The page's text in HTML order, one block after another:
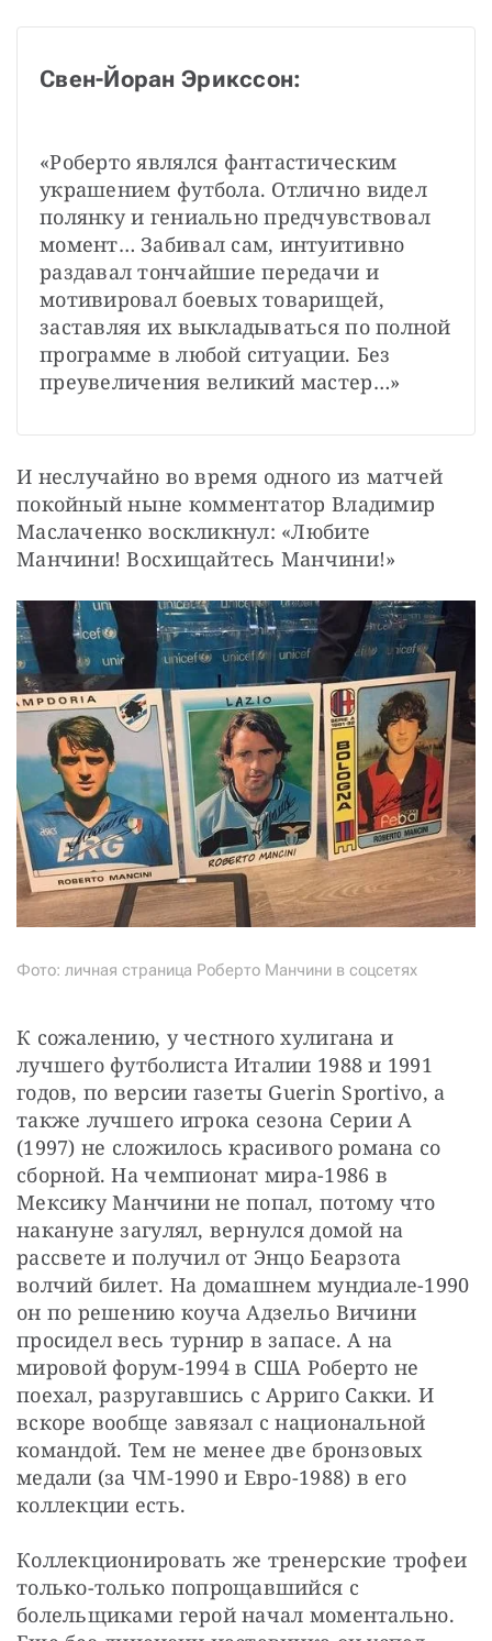
Свен-Йоран Эрикссон:
«Роберто являлся фантастическим
украшением футбола. Отлично видел
полянку и гениально предчувствовал
момент… Забивал сам, интуитивно
раздавал тончайшие передачи и
мотивировал боевых товарищей,
заставляя их выкладываться по полной
программе в любой ситуации. Без
преувеличения великий мастер…»
И неслучайно во время одного из матчей
покойный ныне комментатор Владимир
Маслаченко воскликнул: «Любите
Манчини! Восхищайтесь Манчини!»
Фото: личная страница Роберто Манчини в соцсетях
К сожалению, у честного хулигана и
лучшего футболиста Италии 1988 и 1991
годов, по версии газеты Guerin Sportivo, а
также лучшего игрока сезона Серии А
(1997) не сложилось красивого романа со
сборной. На чемпионат мира-1986 в
Мексику Манчини не попал, потому что
накануне загулял, вернулся домой на
рассвете и получил от Энцо Беарзота
волчий билет. На домашнем мундиале-1990
он по решению коуча Адзельо Вичини
просидел весь турнир в запасе. А на
мировой форум-1994 в США Роберто не
поехал, разругавшись с Арриго Сакки. И
вскоре вообще завязал с национальной
командой. Тем не менее две бронзовых
медали (за ЧМ-1990 и Евро-1988) в его
коллекции есть.
Коллекционировать же тренерские трофеи
только-только попрощавшийся с
болельщиками герой начал моментально.